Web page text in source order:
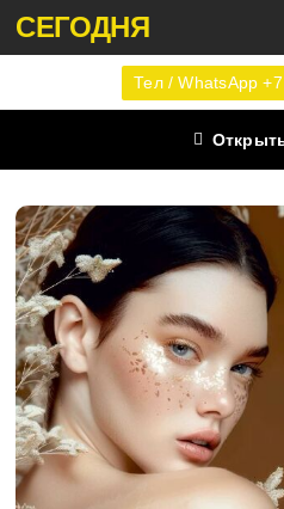
СЕГОДНЯ
Тел / WhatsApp